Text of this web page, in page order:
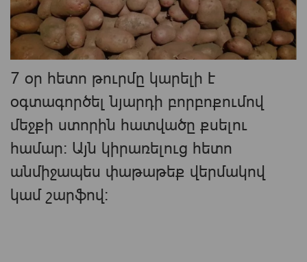
7 օր հետո թուրմը կարելի է
օգտագործել նյարդի բորբոքումով
մեջքի ստորին հատվածը քսելու
համար։ Այն կիրառելուց հետո
անմիջապես փաթաթեք վերմակով
կամ շարֆով։